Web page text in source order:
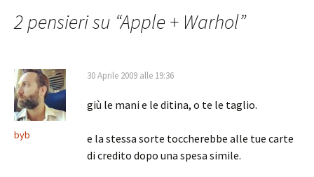
articolo
2 pensieri su “Apple + Warhol”
byb
30 Aprile 2009 alle 19:36
giù le mani e le ditina, o te le taglio.
e la stessa sorte toccherebbe alle tue carte
di credito dopo una spesa simile.